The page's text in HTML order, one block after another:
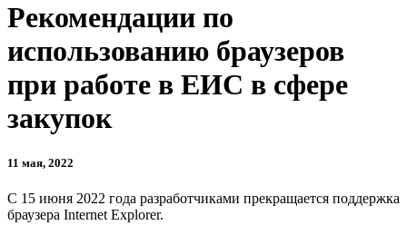
Рекомендации по
использованию браузеров
при работе в ЕИС в сфере
закупок
11 мая, 2022
С 15 июня 2022 года разработчиками прекращается поддержка
браузера Internet Explorer.